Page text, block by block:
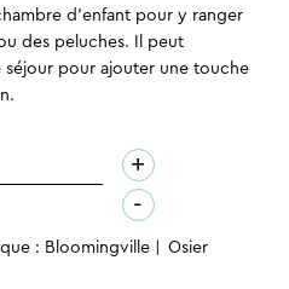
d’enfant pour y ranger
des peluches. Il peut
séjour pour ajouter une touche
+
-
: Bloomingville Osier